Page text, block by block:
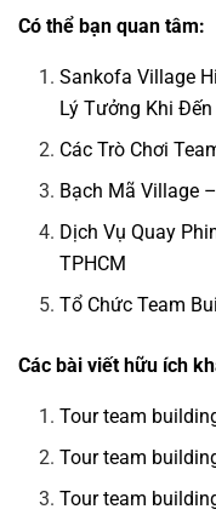
Có thể bạn quan tâm:
Sankofa Village
Lý Tưởng Khi Đến
Các Trò Chơi
Bạch Mã Village
Dịch Vụ Quay
TPHCM
Tổ Chức Team
Các bài viết hữu ích
Tour team
Tour team
Tour team